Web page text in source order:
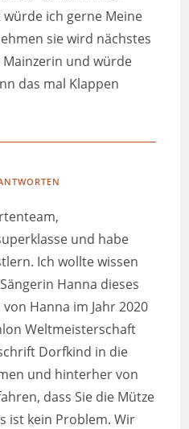
ich gerne Meine
sie wird nächstes
Mainzerin und würde
das mal Klappen
und habe
Ich wollte wissen
Hanna dieses
Hanna im Jahr 2020
Weltmeisterschaft
Dorfkind in die
und hinterher von
dass Sie die Mütze
ist kein Problem. Wir